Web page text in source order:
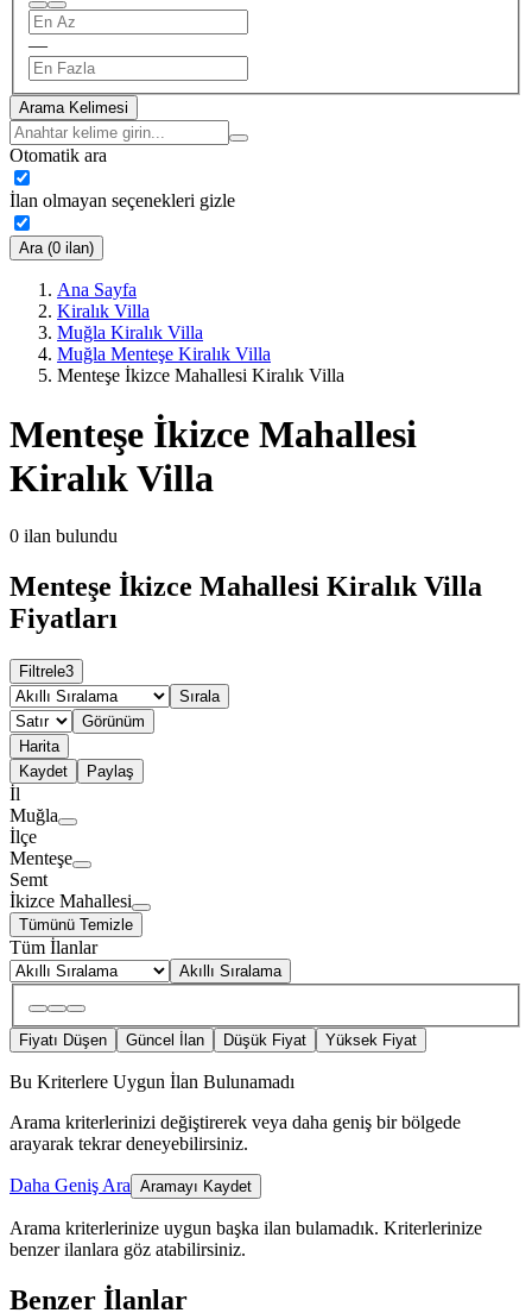
—
Arama Kelimesi
Otomatik ara
İlan olmayan seçenekleri gizle
Ara (0 ilan)
Ana Sayfa
Kiralık Villa
Muğla Kiralık Villa
Muğla Menteşe Kiralık Villa
Menteşe İkizce Mahallesi Kiralık Villa
Menteşe İkizce Mahallesi
Kiralık Villa
0 ilan bulundu
Menteşe İkizce Mahallesi Kiralık Villa
Fiyatları
Filtrele3
Sırala
Görünüm
Harita
Kaydet
Paylaş
İl
Muğla
İlçe
Menteşe
Semt
İkizce Mahallesi
Tümünü Temizle
Tüm İlanlar
Akıllı Sıralama
Fiyatı Düşen Güncel İlan Düşük Fiyat Yüksek Fiyat
Bu Kriterlere Uygun İlan Bulunamadı
Arama kriterlerinizi değiştirerek veya daha geniş bir bölgede
arayarak tekrar deneyebilirsiniz.
Daha Geniş Ara Aramayı Kaydet
Arama kriterlerinize uygun başka ilan bulamadık. Kriterlerinize
benzer ilanlara göz atabilirsiniz.
Benzer İlanlar